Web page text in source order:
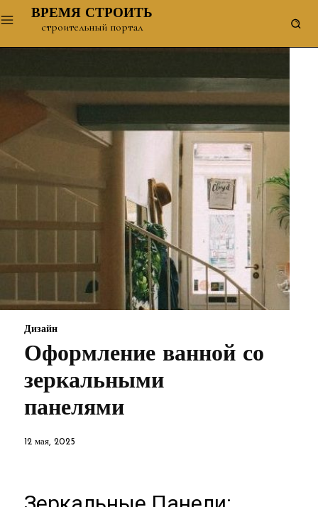
ВРЕМЯ СТРОИТЬ
строительный портал
Дизайн
Оформление ванной со
зеркальными
панелями
12 мая, 2025